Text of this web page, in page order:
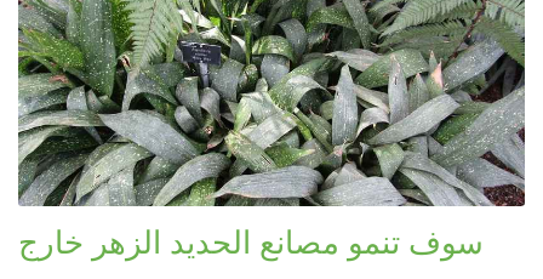
سوف تنمو مصانع الحديد الزهر خارج